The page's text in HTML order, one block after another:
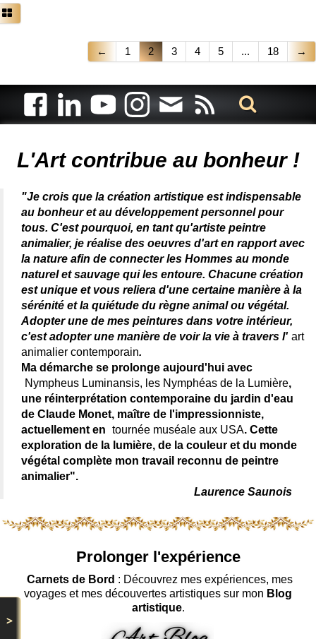
>
← 1 2 3 4 5 ... 18 →
L'Art contribue au bonheur !
"Je crois que la création artistique est indispensable
au bonheur et au développement personnel pour
tous. C'est pourquoi, en tant qu'artiste peintre
animalier, je réalise des oeuvres d'art en rapport avec
la nature afin de connecter les Hommes au monde
naturel et sauvage qui les entoure. Chacune création
est unique et vous reliera d'une certaine manière à la
sérénité et la quiétude du règne animal ou végétal.
Adopter une de mes peintures dans votre intérieur,
c'est adopter une manière de voir la vie à travers l' art
animalier contemporain.
Ma démarche se prolonge aujourd'hui avec
Nympheus Luminansis, les Nymphéas de la Lumière,
une réinterprétation contemporaine du jardin d'eau
de Claude Monet, maître de l'impressionniste,
actuellement en tournée muséale aux USA. Cette
exploration de la lumière, de la couleur et du monde
végétal complète mon travail reconnu de peintre
animalier".
Laurence Saunois
Prolonger l'expérience
Carnets de Bord : Découvrez mes expériences, mes
voyages et mes découvertes artistiques sur mon Blog
artistique.